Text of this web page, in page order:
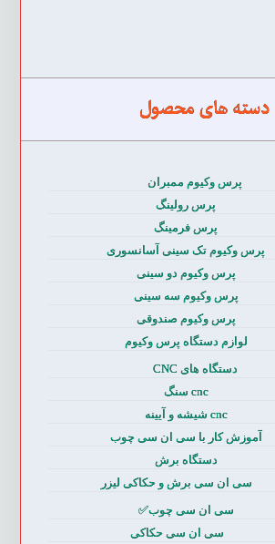
دسته های محصول
پرس وکیوم ممبران
پرس رولینگ
پرس فرمینگ
پرس وکیوم تک سینی آسانسوری
پرس وکیوم دو سینی
پرس وکیوم سه سینی
پرس وکیوم صندوقی
لوازم دستگاه پرس وکیوم
دستگاه های CNC
cnc سنگ
cnc شیشه و آیینه
آموزش کار با سی ان سی چوب
دستگاه برش
سی ان سی برش و حکاکی لیزر
سی ان سی چوب✅
سی ان سی حکاکی